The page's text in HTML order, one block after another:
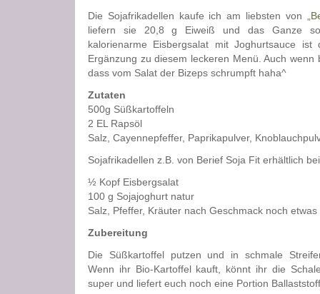
Die Sojafrikadellen kaufe ich am liebsten von „
liefern sie 20,8 g Eiweiß und das Ganze
kalorienarme Eisbergsalat mit Joghurtsauce
Ergänzung zu diesem leckeren Menü. Auch
dass vom Salat der Bizeps schrumpft haha^
Zutaten
500g Süßkartoffeln
2 EL Rapsöl
Salz, Cayennepfeffer, Paprikapulver,
Sojafrikadellen z.B. von Berief Soja Fit erhältlich
½ Kopf Eisbergsalat
100 g Sojajoghurt natur
Salz, Pfeffer, Kräuter nach Geschmack noch etwas
Zubereitung
Die Süßkartoffel putzen und in schmale
Wenn ihr Bio-Kartoffel kauft, könnt ihr die
super und liefert euch noch eine Portion